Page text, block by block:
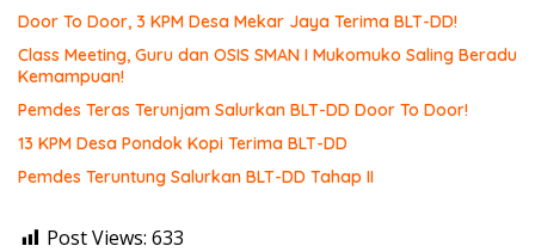
Door To Door, 3 KPM Desa Mekar Jaya Terima BLT-DD!
Class Meeting, Guru dan OSIS SMAN I Mukomuko Saling Beradu
Kemampuan!
Pemdes Teras Terunjam Salurkan BLT-DD Door To Door!
13 KPM Desa Pondok Kopi Terima BLT-DD
Pemdes Teruntung Salurkan BLT-DD Tahap II
Post Views: 633